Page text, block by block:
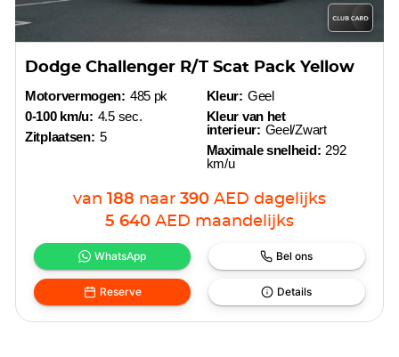
Dodge Challenger R/T Scat Pack Yellow
Motorvermogen: 485 pk
0-100 km/u: 4.5 sec.
Zitplaatsen: 5
Kleur: Geel
Kleur van het
interieur: Geel/Zwart
Maximale snelheid: 292
km/u
van 188 naar 390 AED dagelijks
5 640 AED maandelijks
WhatsApp Bel ons
Reserve Details